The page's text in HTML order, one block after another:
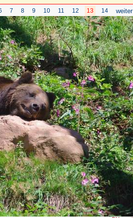
7 8 9 10 11 12 13 14